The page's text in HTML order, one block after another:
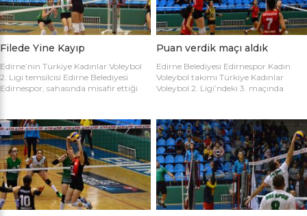
finale adını ilk yazdıran takım oldu.
Oynanan ikinci maçta Avrupa
Yıldızları ile Kırcasalih […]
raporlarıyla(sağlık ocağından
alınması yeterli) birlikte Gençlik Spor
İl […]
Filede Yine Kayıp
Edirne’nin Türkiye Kadınlar Voleybol
2. Ligi temsilcisi Edirne Belediyesi
Edirnespor, sahasında misafir ettiği
temsilcimiz Edirne Belediyesi
Edirnespor, Mimar Sinan Spor
Salonu’nda Manisa Salihli
Belediyespor’la karşılaştı. Takımlar
sahaya şu kadrolarla çıktılar: Edirne
Belediyesi Edirnespor: Simge, Edanur,
Sibel, Cere, Simge, Yaren, Halime,
Selay, Kübra, Deniz Salihli Belediye
Spor: […]
Puan verdik maçı aldık
Edirne Belediyesi Edirnespor Kadın
Voleybol takımı Türkiye Kadınlar
Voleybol 2. Ligi’ndeki 3. maçında
Salonu’nda Metin Demirbağ ve
Emrah Baran’ın yönettiği
karşılaşmaya takımlar şu kadrolarla
çıktılar: EDİRNESPOR: Simge
Gülağız, Edanur Bayraklı, Sibel Mert,
Ceren Atica, Simge Erden, S. Yaren
Tank, Halime Akay, Selay Çalışkan,
Büşra […]